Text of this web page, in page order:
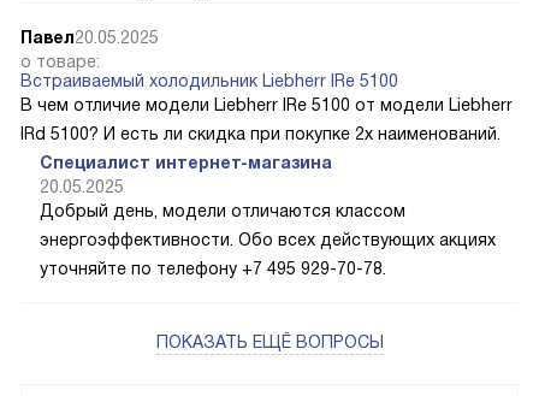
Павел20.05.2025
о товаре:
Встраиваемый холодильник Liebherr IRe 5100
В чем отличие модели Liebherr IRe 5100 от модели Liebherr
IRd 5100? И есть ли скидка при покупке 2х наименований.
Специалист интернет-магазина
20.05.2025
Добрый день, модели отличаются классом
энергоэффективности. Обо всех действующих акциях
уточняйте по телефону +7 495 929-70-78.
ПОКАЗАТЬ ЕЩЁ ВОПРОСЫ